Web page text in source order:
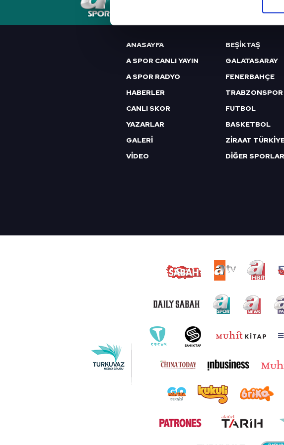
Her halükârda, kullanıcılar, bu çerezlere izin
Sizlere daha iyi bir hizmet sunabilmek için
çerezler vasıtasıyla çeşitli kişisel verileriniz
amacıyla kullanılmaktadır. Diğer çerezler,
reklam/pazarlama faaliyetlerinin yapılması,
Çerezlere ilişkin tercihlerinizi aşağıda yer alan
butonuna tıklayabilir,
Çerez Bilgilendirme
mevzuata uygun olarak kullanılan çerezlerle
VERI POLITIKASI
ANASAYFA
A SPOR CANLI YAYIN
A SPOR RADYO
HABERLER
CANLI SKOR
YAZARLAR
GALERİ
VİDEO
BEŞİKTAŞ
GALATASARAY
FENERBAHÇE
TRABZONSPOR
FUTBOL
BASKETBOL
DİĞER SPORLAR